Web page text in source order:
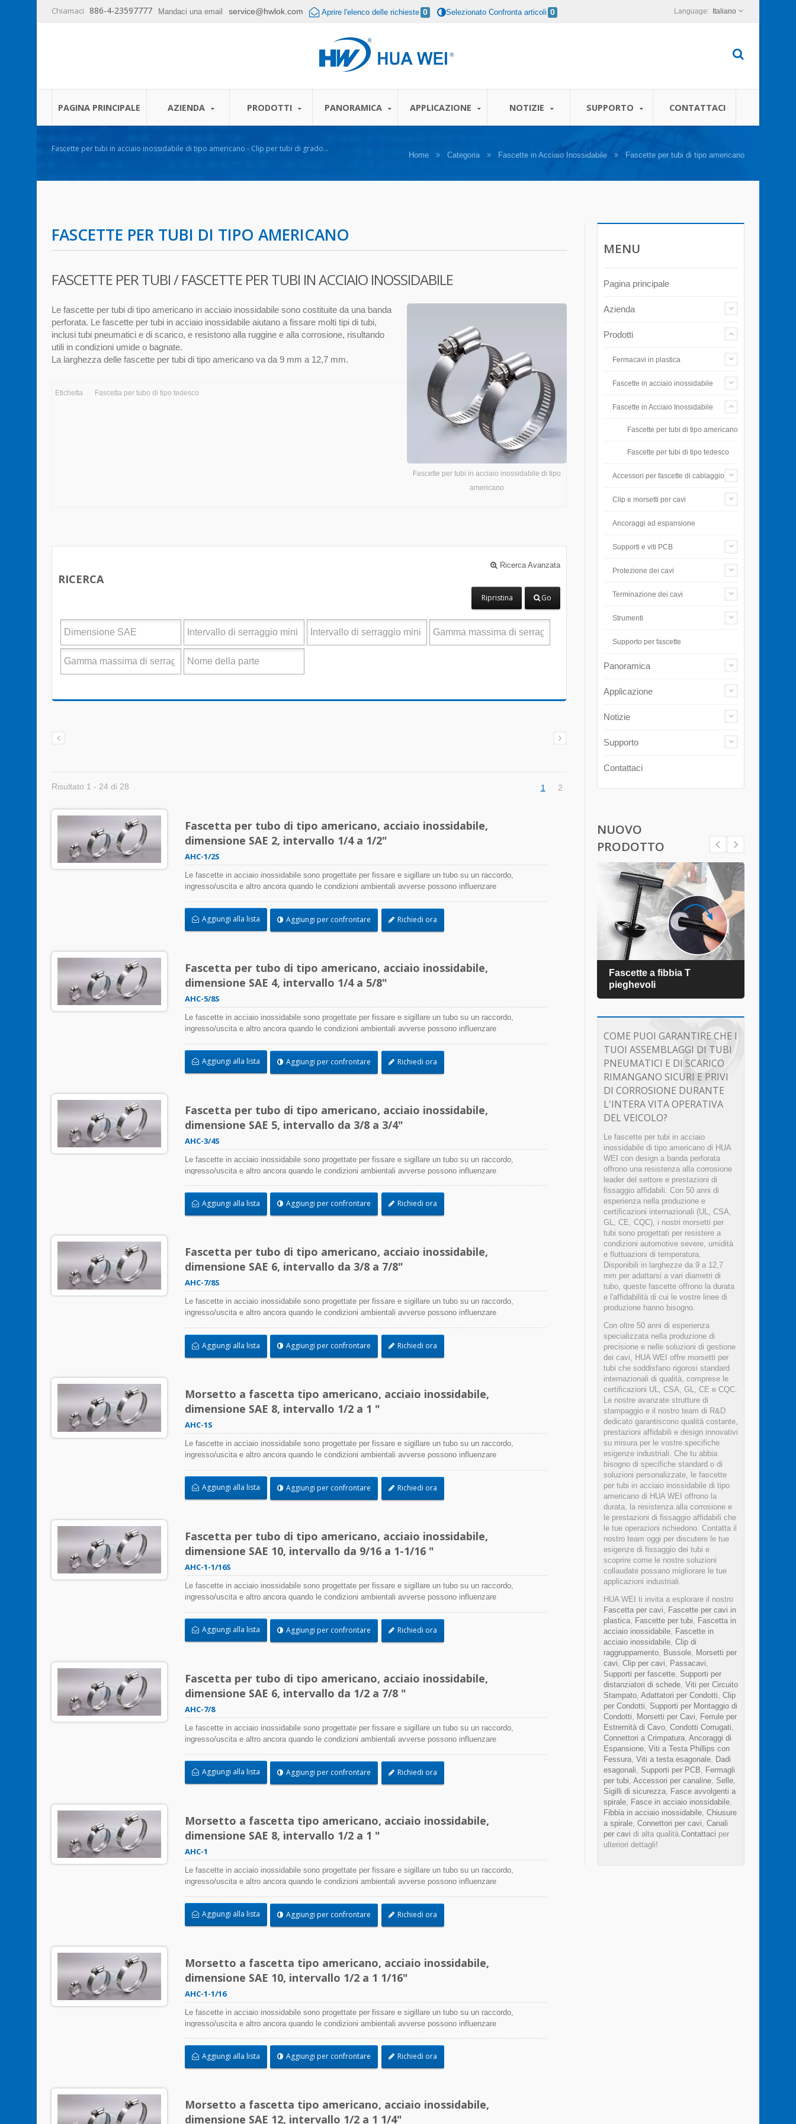
Chiamaci 886-4-23597777 Mandaci una email service@hwlok.com Aprire l'elenco delle richieste 0 Selezionato Confronta articoli 0 Italiano
PAGINA PRINCIPALE AZIENDA PRODOTTI PANORAMICA APPLICAZIONE NOTIZIE SUPPORTO CONTATTACI
Fascette per tubi in acciaio inossidabile di tipo americano - Clip per tubi di grado
Home Categoria Fascette in Acciaio Inossidabile Fascette per tubi di tipo americano
FASCETTE PER TUBI DI TIPO AMERICANO
FASCETTE PER TUBI / FASCETTE PER TUBI IN ACCIAIO INOSSIDABILE
Fascette per tubi in acciaio inossidabile di tipo
americano
Le fascette per tubi di tipo americano in acciaio inossidabile sono costituite da una banda
perforata. Le fascette per tubi in acciaio inossidabile aiutano a fissare molti tipi di tubi,
inclusi tubi pneumatici e di scarico, e resistono alla ruggine e alla corrosione, risultando
utili in condizioni umide o bagnate.
La larghezza delle fascette per tubi di tipo americano va da 9 mm a 12,7 mm.
Etichetta Fascetta per tubo di tipo tedesco
Ricerca Avanzata
RICERCA
Go
Ripristina
Risultato 1 - 24 di 28 1 2
Fascetta per tubo di tipo americano, acciaio inossidabile,
dimensione SAE 2, intervallo 1/4 a 1/2"
AHC-1/2S
Le fascette in acciaio inossidabile sono progettate per fissare e sigillare un tubo su un raccordo,
ingresso/uscita e altro ancora quando le condizioni ambientali avverse possono influenzare
atmosferica, le radiazioni e le temperature estreme sono una preoccupazione, le fascette in acciaio
inossidabile possono essere utilizzate praticamente in qualsiasi applicazione interna ed esterna.
Aggiungi alla lista Aggiungi per confrontare Richiedi ora
Fascetta per tubo di tipo americano, acciaio inossidabile,
dimensione SAE 4, intervallo 1/4 a 5/8"
AHC-5/8S
Le fascette in acciaio inossidabile sono progettate per fissare e sigillare un tubo su un raccordo,
ingresso/uscita e altro ancora quando le condizioni ambientali avverse possono influenzare
atmosferica, le radiazioni e le temperature estreme sono una preoccupazione, le fascette in acciaio
inossidabile possono essere utilizzate praticamente in qualsiasi applicazione interna ed esterna.
Aggiungi alla lista Aggiungi per confrontare Richiedi ora
Fascetta per tubo di tipo americano, acciaio inossidabile,
dimensione SAE 5, intervallo da 3/8 a 3/4"
AHC-3/4S
Le fascette in acciaio inossidabile sono progettate per fissare e sigillare un tubo su un raccordo,
ingresso/uscita e altro ancora quando le condizioni ambientali avverse possono influenzare
atmosferica, le radiazioni e le temperature estreme sono una preoccupazione, le fascette in acciaio
inossidabile possono essere utilizzate praticamente in qualsiasi applicazione interna ed esterna.
Aggiungi alla lista Aggiungi per confrontare Richiedi ora
Fascetta per tubo di tipo americano, acciaio inossidabile,
dimensione SAE 6, intervallo da 3/8 a 7/8"
AHC-7/8S
Le fascette in acciaio inossidabile sono progettate per fissare e sigillare un tubo su un raccordo,
ingresso/uscita e altro ancora quando le condizioni ambientali avverse possono influenzare
atmosferica, le radiazioni e le temperature estreme sono una preoccupazione, le fascette in acciaio
inossidabile possono essere utilizzate praticamente in qualsiasi applicazione interna ed esterna.
Aggiungi alla lista Aggiungi per confrontare Richiedi ora
Morsetto a fascetta tipo americano, acciaio inossidabile,
dimensione SAE 8, intervallo 1/2 a 1 "
AHC-1S
Le fascette in acciaio inossidabile sono progettate per fissare e sigillare un tubo su un raccordo,
ingresso/uscita e altro ancora quando le condizioni ambientali avverse possono influenzare
atmosferica, le radiazioni e le temperature estreme sono una preoccupazione, le fascette in acciaio
inossidabile possono essere utilizzate praticamente in qualsiasi applicazione interna ed esterna.
Aggiungi alla lista Aggiungi per confrontare Richiedi ora
Fascetta per tubo di tipo americano, acciaio inossidabile,
dimensione SAE 10, intervallo da 9/16 a 1-1/16 "
AHC-1-1/16S
Le fascette in acciaio inossidabile sono progettate per fissare e sigillare un tubo su un raccordo,
ingresso/uscita e altro ancora quando le condizioni ambientali avverse possono influenzare
atmosferica, le radiazioni e le temperature estreme sono una preoccupazione, le fascette in acciaio
inossidabile possono essere utilizzate praticamente in qualsiasi applicazione interna ed esterna.
Aggiungi alla lista Aggiungi per confrontare Richiedi ora
Fascetta per tubo di tipo americano, acciaio inossidabile,
dimensione SAE 6, intervallo da 1/2 a 7/8 "
AHC-7/8
Le fascette in acciaio inossidabile sono progettate per fissare e sigillare un tubo su un raccordo,
ingresso/uscita e altro ancora quando le condizioni ambientali avverse possono influenzare
atmosferica, le radiazioni e le temperature estreme sono una preoccupazione, le fascette in acciaio
inossidabile possono essere utilizzate praticamente in qualsiasi applicazione interna ed esterna.
Aggiungi alla lista Aggiungi per confrontare Richiedi ora
Morsetto a fascetta tipo americano, acciaio inossidabile,
dimensione SAE 8, intervallo 1/2 a 1 "
AHC-1
Le fascette in acciaio inossidabile sono progettate per fissare e sigillare un tubo su un raccordo,
ingresso/uscita e altro ancora quando le condizioni ambientali avverse possono influenzare
atmosferica, le radiazioni e le temperature estreme sono una preoccupazione, le fascette in acciaio
inossidabile possono essere utilizzate praticamente in qualsiasi applicazione interna ed esterna.
Aggiungi alla lista Aggiungi per confrontare Richiedi ora
Morsetto a fascetta tipo americano, acciaio inossidabile,
dimensione SAE 10, intervallo 1/2 a 1 1/16"
AHC-1-1/16
Le fascette in acciaio inossidabile sono progettate per fissare e sigillare un tubo su un raccordo,
ingresso/uscita e altro ancora quando le condizioni ambientali avverse possono influenzare
atmosferica, le radiazioni e le temperature estreme sono una preoccupazione, le fascette in acciaio
inossidabile possono essere utilizzate praticamente in qualsiasi applicazione interna ed esterna.
Aggiungi alla lista Aggiungi per confrontare Richiedi ora
Morsetto a fascetta tipo americano, acciaio inossidabile,
dimensione SAE 12, intervallo 1/2 a 1 1/4"
MENU
Pagina principale
Azienda
Prodotti
Fermacavi in plastica
Fascette in acciaio inossidabile
Fascette in Acciaio Inossidabile
Fascette per tubi di tipo americano
Fascette per tubi di tipo tedesco
Accessori per fascette di cablaggio
Clip e morsetti per cavi
Ancoraggi ad espansione
Supporti e viti PCB
Protezione dei cavi
Terminazione dei cavi
Strumenti
Supporto per fascette
Panoramica
Applicazione
Notizie
Supporto
Contattaci
NUOVO
PRODOTTO
Fascette TEFZEL®
Fascette a fibbia T
pieghevoli
COME PUOI GARANTIRE CHE I
TUOI ASSEMBLAGGI DI TUBI
PNEUMATICI E DI SCARICO
RIMANGANO SICURI E PRIVI
DI CORROSIONE DURANTE
L'INTERA VITA OPERATIVA
DEL VEICOLO?
Le fascette per tubi in acciaio
inossidabile di tipo americano di HUA
WEI con design a banda perforata
offrono una resistenza alla corrosione
leader del settore e prestazioni di
fissaggio affidabili. Con 50 anni di
esperienza nella produzione e
certificazioni internazionali (UL, CSA,
GL, CE, CQC), i nostri morsetti per
tubi sono progettati per resistere a
condizioni automotive severe, umidità
e fluttuazioni di temperatura.
Disponibili in larghezze da 9 a 12,7
mm per adattarsi a vari diametri di
tubo, queste fascette offrono la durata
e l'affidabilità di cui le vostre linee di
produzione hanno bisogno.
Con oltre 50 anni di esperienza
specializzata nella produzione di
precisione e nelle soluzioni di gestione
dei cavi, HUA WEI offre morsetti per
tubi che soddisfano rigorosi standard
internazionali di qualità, comprese le
certificazioni UL, CSA, GL, CE e CQC.
Le nostre avanzate strutture di
stampaggio e il nostro team di R&D
dedicato garantiscono qualità costante,
prestazioni affidabili e design innovativi
su misura per le vostre specifiche
esigenze industriali. Che tu abbia
bisogno di specifiche standard o di
soluzioni personalizzate, le fascette
per tubi in acciaio inossidabile di tipo
americano di HUA WEI offrono la
durata, la resistenza alla corrosione e
le prestazioni di fissaggio affidabili che
le tue operazioni richiedono. Contatta il
nostro team oggi per discutere le tue
esigenze di fissaggio dei tubi e
scoprire come le nostre soluzioni
collaudate possano migliorare le tue
applicazioni industriali.
HUA WEI ti invita a esplorare il nostro
Fascetta per cavi, Fascette per cavi in
plastica, Fascette per tubi, Fascetta in
acciaio inossidabile, Fascette in
acciaio inossidabile, Clip di
raggruppamento, Bussole, Morsetti per
cavi, Clip per cavi, Passacavi,
Supporti per fascette, Supporti per
distanziatori di schede, Viti per Circuito
Stampato, Adattatori per Condotti, Clip
per Condotti, Supporti per Montaggio di
Condotti, Morsetti per Cavi, Ferrule per
Estremità di Cavo, Condotti Corrugati,
Connettori a Crimpatura, Ancoraggi di
Espansione, Viti a Testa Phillips con
Fessura, Viti a testa esagonale, Dadi
esagonali, Supporti per PCB, Fermagli
per tubi, Accessori per canaline, Selle,
Sigilli di sicurezza, Fasce avvolgenti a
spirale, Fasce in acciaio inossidabile,
Fibbia in acciaio inossidabile, Chiusure
a spirale, Connettori per cavi, Canali
per cavi di alta qualità.Contattaci per
ulteriori dettagli!